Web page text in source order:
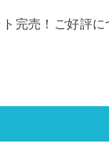
完売！ご好評